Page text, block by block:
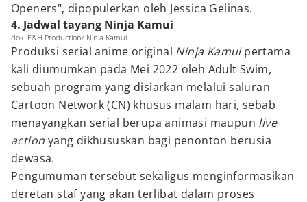
Openers", dipopulerkan oleh Jessica Gelinas.
4. Jadwal tayang Ninja Kamui
dok. E&H Production/ Ninja Kamui
Produksi serial anime original Ninja Kamuipertama
kali diumumkan pada Mei 2022 oleh Adult Swim,
sebuah program yang disiarkan melalui saluran
Cartoon Network (CN) khusus malam hari, sebab
menayangkan serial berupa animasi maupun live
action yang dikhususkan bagi penonton berusia
dewasa.
Pengumuman tersebut sekaligus menginformasikan
deretan staf yang akan terlibat dalam proses